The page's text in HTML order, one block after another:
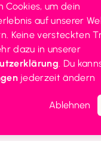
Ulm
Rinke
89073
Cookies, um dein
auf unserer
Keine versteckten
jederzeit ändern
Ablehnen